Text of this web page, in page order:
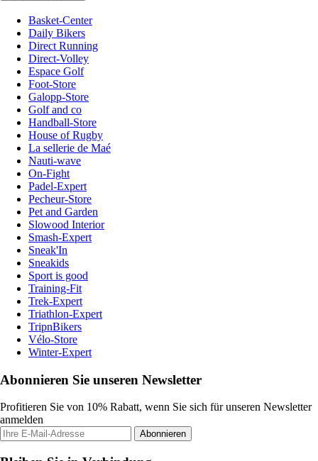
Basket-Center
Daily Bikers
Direct Running
Direct-Volley
Espace Golf
Foot-Store
Galopp-Store
Golf and co
Handball-Store
House of Rugby
La sellerie de Maé
Nauti-wave
On-Fight
Padel-Expert
Pecheur-Store
Pet and Garden
Slowood Interior
Smash-Expert
Sneak'In
Sneakids
Sport is good
Training-Fit
Trek-Expert
Triathlon-Expert
TripnBikers
Vélo-Store
Winter-Expert
Abonnieren Sie unseren Newsletter
Profitieren Sie von 10% Rabatt, wenn Sie sich für unseren Newsletter
anmelden
Abonnieren